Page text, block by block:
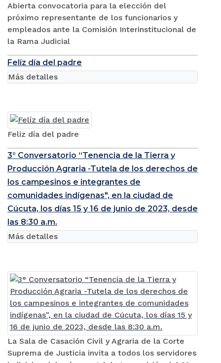
Abierta convocatoria para la elección del
próximo representante de los funcionarios y
empleados ante la Comisión Interinstitucional de
la Rama Judicial
Felíz día del padre
Feliz día del padre
Más detalles
3° Conversatorio “Tenencia de la Tierra y
Producción Agraria -Tutela de los derechos de
los campesinos e integrantes de
comunidades indígenas", en la ciudad de
Cúcuta, los días 15 y 16 de junio de 2023, desde
las 8:30 a.m.
La Sala de Casación Civil y Agraria de la Corte
Suprema de Justicia invita a todos los servidores
Más detalles